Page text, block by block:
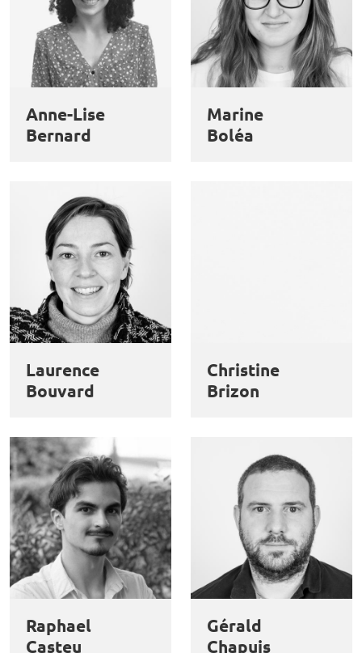
Anne-Lise
Bernard
Marine
Boléa
Laurence
Bouvard
Christine
Brizon
Raphael
Casteu
Gérald
Chapuis